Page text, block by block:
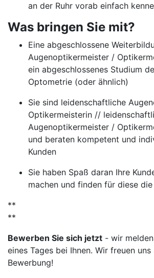
an der Ruhr vorab einfach
Was bringen Sie mit?
Eine abgeschlossene
Augenoptikermeister /
ein abgeschlossenes Studium
Optometrie (oder ähnlich)
Sie sind leidenschaftliche
Optikermeisterin //
Augenoptikermeister /
und beraten kompetent und
Kunden
Sie haben Spaß daran Ihre
machen und finden für diese
**
**
Bewerben Sie sich jetzt - wir
eines Tages bei Ihnen. Wir freuen uns
Bewerbung!